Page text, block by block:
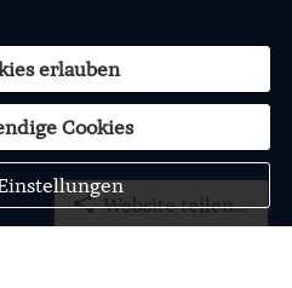
erlauben
Cookies
Website teilen...